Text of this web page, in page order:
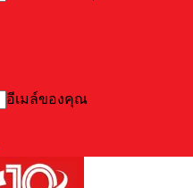
อีเมล์ของคุณ